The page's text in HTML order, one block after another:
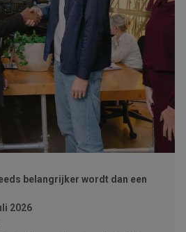
belangrijker wordt dan een
2026